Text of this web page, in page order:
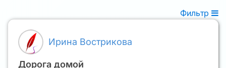
Фильтр
Ирина Вострикова
Дорога домой